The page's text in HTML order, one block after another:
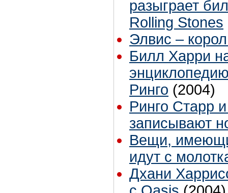
разыграет
Rolling Stones
Элвис –
Билл Харри
Ринго (2004)
Ринго Старр
записывают
Вещи,
идут с
Дхани